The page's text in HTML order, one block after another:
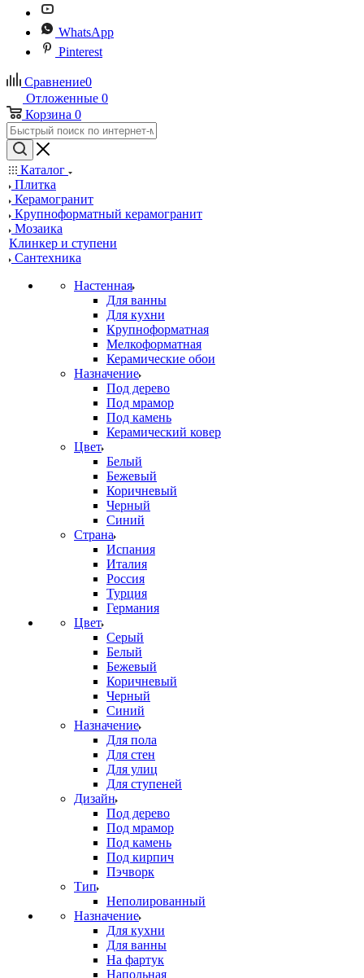
WhatsApp
Pinterest
Сравнение0
Отложенные 0
Корзина 0
Каталог
Плитка
Керамогранит
Крупноформатный керамогранит
Мозаика
Клинкер и ступени
Сантехника
Настенная
Для ванны
Для кухни
Крупноформатная
Мелкоформатная
Керамические обои
Назначение
Под дерево
Под мрамор
Под камень
Керамический ковер
Цвет
Белый
Бежевый
Коричневый
Черный
Синий
Страна
Испания
Италия
Россия
Турция
Германия
Цвет
Серый
Белый
Бежевый
Коричневый
Черный
Синий
Назначение
Для пола
Для стен
Для улиц
Для ступеней
Дизайн
Под дерево
Под мрамор
Под камень
Под кирпич
Пэчворк
Тип
Неполированный
Назначение
Для кухни
Для ванны
На фартук
Напольная